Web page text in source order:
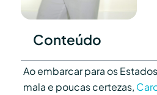
Conteúdo
Ao embarcar para os
mala e poucas certezas,